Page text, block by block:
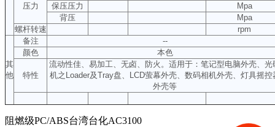
压力
保压压力
Mpa
背压
Mpa
螺杆转速
rpm
其
他
备注
--
颜色
本色
特性
流动性佳、易加工、无卤、防火。适用于：笔记型电脑外壳、光
机之Loader及Tray盘、LCD萤幕外壳、数码相机外壳、灯具摇控
外壳等
阻燃级PC/ABS台湾台化AC3100